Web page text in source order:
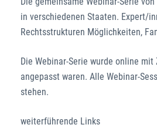
in verschiedenen Staaten. Expert/
Rechtsstrukturen Möglichkeiten,
Die Webinar-Serie wurde online
angepasst waren. Alle Webinar-
stehen.
weiterführende Links